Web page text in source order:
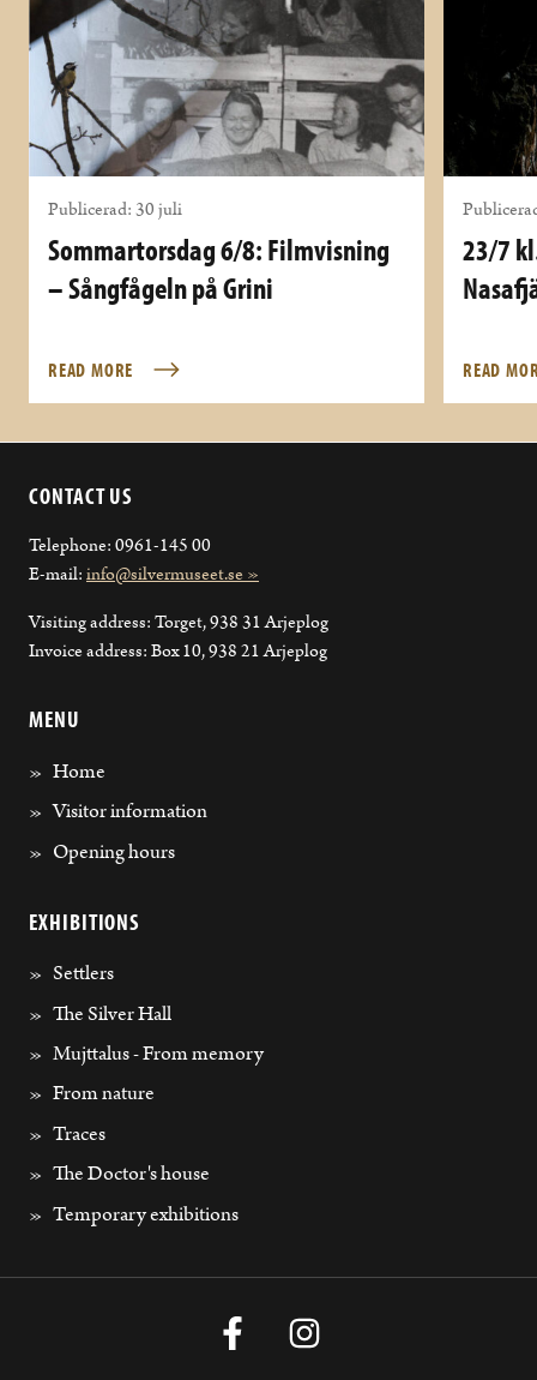
Publicerad: 30 juli
Sommartorsdag 6/8: Filmvisning
– Sångfågeln på Grini
READ MORE
23/7
READ
CONTACT US
Telephone: 0961-145 00
E-mail:info@silvermuseet.se »
Visiting address: Torget, 938 31 Arjeplog
Invoice address: Box 10, 938 21 Arjeplog
MENU
Home
Visitor information
Opening hours
EXHIBITIONS
Settlers
The Silver Hall
Mujttalus - From memory
From nature
Traces
The Doctor's house
Temporary exhibitions
Facebook